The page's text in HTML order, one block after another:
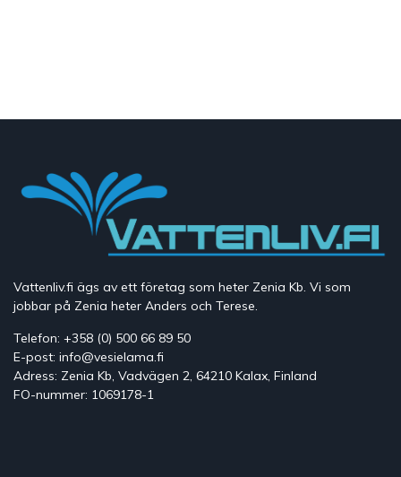
Vattenliv.fi ägs av ett företag som heter Zenia Kb. Vi som
jobbar på Zenia heter Anders och Terese.
Telefon: +358 (0) 500 66 89 50
E-post: info@vesielama.fi
Adress: Zenia Kb, Vadvägen 2, 64210 Kalax, Finland
FO-nummer: 1069178-1